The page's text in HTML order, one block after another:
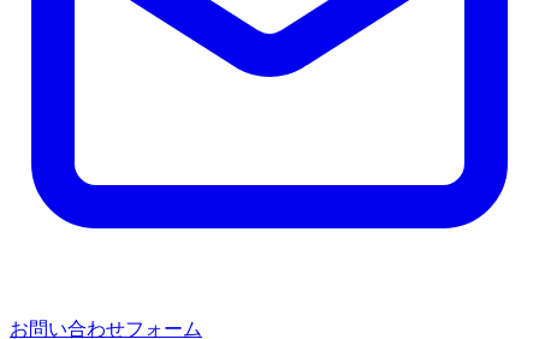
お問い合わせフォーム